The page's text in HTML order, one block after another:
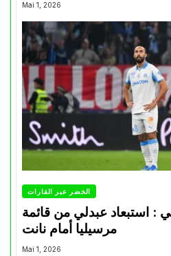
Mai 1, 2026
الخضر عبر القارات
: استبعاد عبدلي من قائمة
مرسيليا أمام نانت
Mai 1, 2026